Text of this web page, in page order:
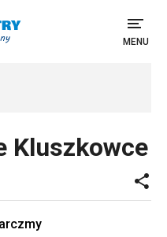
MENU
Kluszkowce